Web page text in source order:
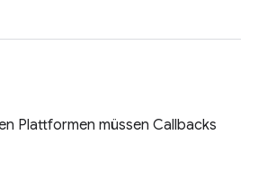
Plattformen müssen Callbacks